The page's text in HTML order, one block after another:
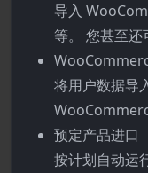
导入
等。 您甚至还
将用户数据导
预定产品进口
按计划自动运